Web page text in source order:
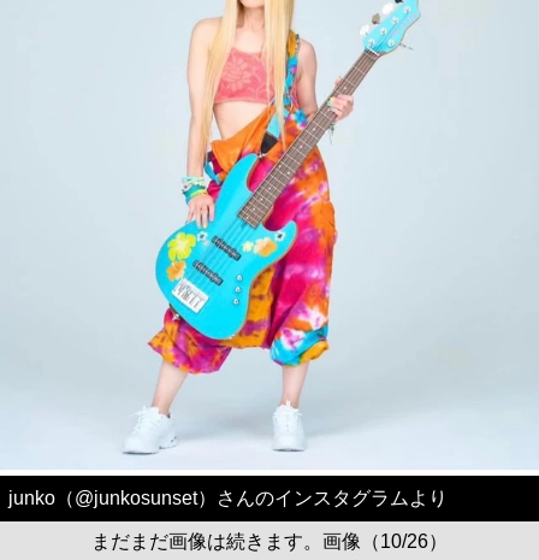
junko（@junkosunset）さんのインスタグラムより
まだまだ画像は続きます。画像（10/26）